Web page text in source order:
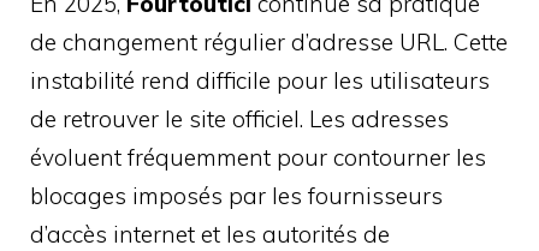
de changement régulier d’adresse URL. Cette
instabilité rend difficile pour les utilisateurs
de retrouver le site officiel. Les adresses
évoluent fréquemment pour contourner les
blocages imposés par les fournisseurs
d’accès internet et les autorités de